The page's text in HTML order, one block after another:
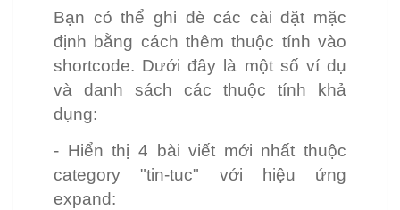
Bạn có thể ghi đè các cài đặt mặc
định bằng cách thêm thuộc tính vào
shortcode. Dưới đây là một số ví dụ
và danh sách các thuộc tính khả
dụng:
- Hiển thị 4 bài viết mới nhất thuộc
category "tin-tuc" với hiệu ứng
expand: